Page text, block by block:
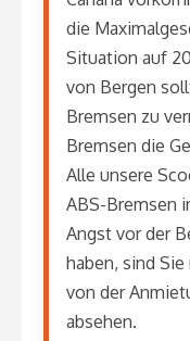
die
Situation auf
von Bergen
Bremsen zu
Bremsen die
Alle unsere
ABS-Bremsen
Angst vor der
haben, sind
von der
absehen.